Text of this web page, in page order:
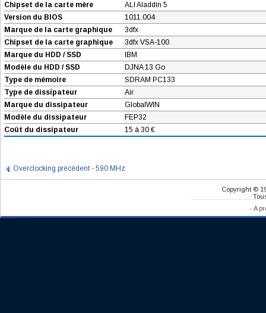
Chipset de la carte mère
ALI Aladdin 5
Version du BIOS
1011.004
Marque de la carte graphique
3dfx
Chipset de la carte graphique
3dfx VSA-100
Marque du HDD / SSD
IBM
Modèle du HDD / SSD
DJNA 13 Go
Type de mémoire
SDRAM PC133
Type de dissipateur
Air
Marque du dissipateur
GlobalWIN
Modèle du dissipateur
FEP32
Coût du dissipateur
15 à 30 €
Overclocking précédent - 590 MHz
Copyright ©
- A